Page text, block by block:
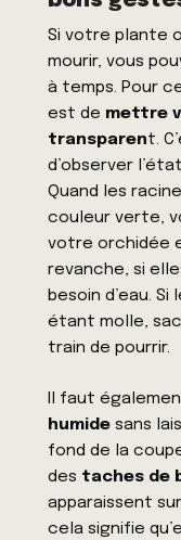
Si votre plante
mourir, vous
à temps. Pour
est de mettre
transparent.
d’observer
Quand les
couleur verte,
votre orchidée
revanche, si
besoin d’eau.
étant molle,
train de pourrir.
Il faut
humide sans
fond de la
des taches de
apparaissent
cela signifie